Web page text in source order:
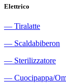
Elettrico
― Tiralatte
― Scaldabiberon
― Sterilizzatore
― Cuocipappa/